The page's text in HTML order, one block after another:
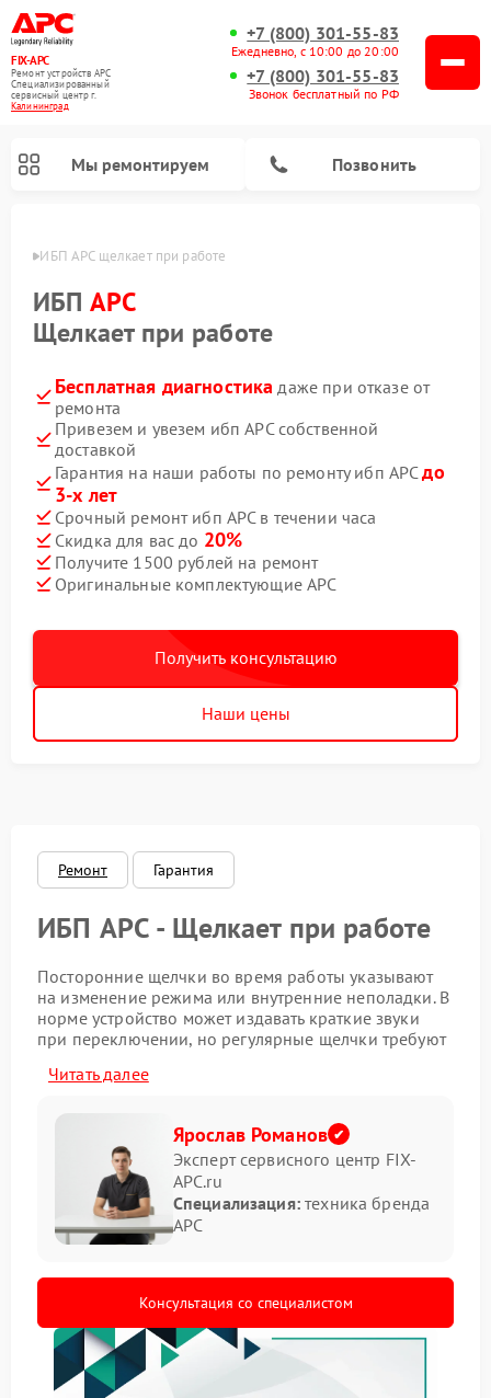
FIX-APC
Ремонт устройств APC
Специализированный
cервисный центр г.
Калининград
+7 (800) 301-55-83
Ежедневно, с 10:00 до 20:00
+7 (800) 301-55-83
Звонок бесплатный по РФ
Мы ремонтируем Позвонить
ИБП APC щелкает при работе
ИБП APC
Щелкает при работе
Бесплатная диагностика даже при отказе от
ремонта
Привезем и увезем ибп APC собственной
доставкой
Гарантия на наши работы по ремонту ибп APCдо
3-х лет
Срочный ремонт ибп APC в течении часа
Скидка для вас до 20%
Получите 1500 рублей на ремонт
Оригинальные комплектующие APC
Получить консультацию
Наши цены
Ремонт Гарантия
ИБП APC - Щелкает при работе
Посторонние щелчки во время работы указывают
на изменение режима или внутренние неполадки. В
норме устройство может издавать краткие звуки
при переключении, но регулярные щелчки требуют
Симптомы неисправности
Определить проблему можно по следующим
признакам:
щелчки повторяются через равные промежутки
времени;
индикаторы работают нестабильно;
снижается общее время работы от батареи.
В подобных ситуациях ремонт APC помогает
устранить причину и вернуть нормальную работу
устройства.
Читать далее
Ярослав Романов
Эксперт сервисного центр FIX-
APC.ru
Специализация:техника бренда
APC
Консультация со специалистом